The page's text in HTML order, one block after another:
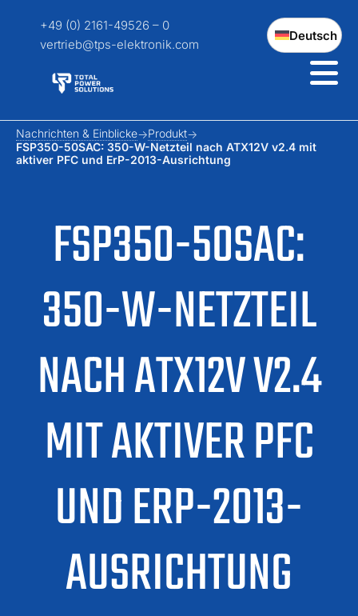
+49 (0) 2161-49526 – 0
vertrieb@tps-elektronik.com
Deutsch
FSP350-50SAC:
350-W-NETZTEIL
NACH ATX12V V2.4
MIT AKTIVER PFC
UND ERP-2013-
AUSRICHTUNG
Nachrichten & Einblicke
Produkt
FSP350-50SAC: 350-W-Netzteil nach ATX12V v2.4 mit
aktiver PFC und ErP-2013-Ausrichtung